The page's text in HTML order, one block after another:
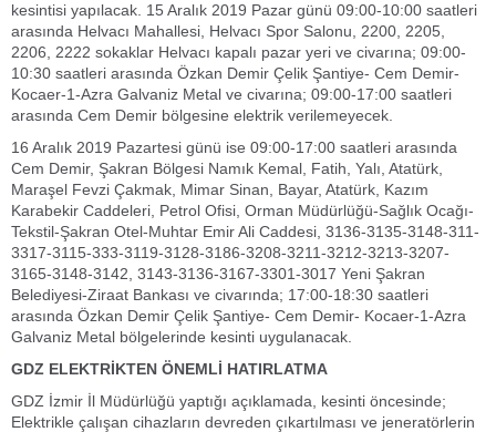
kesintisi yapılacak. 15 Aralık 2019 Pazar günü 09:00-10:00 saatleri
arasında Helvacı Mahallesi, Helvacı Spor Salonu, 2200, 2205,
2206, 2222 sokaklar Helvacı kapalı pazar yeri ve civarına; 09:00-
10:30 saatleri arasında Özkan Demir Çelik Şantiye- Cem Demir-
Kocaer-1-Azra Galvaniz Metal ve civarına; 09:00-17:00 saatleri
arasında Cem Demir bölgesine elektrik verilemeyecek.
16 Aralık 2019 Pazartesi günü ise 09:00-17:00 saatleri arasında
Cem Demir, Şakran Bölgesi Namık Kemal, Fatih, Yalı, Atatürk,
Maraşel Fevzi Çakmak, Mimar Sinan, Bayar, Atatürk, Kazım
Karabekir Caddeleri, Petrol Ofisi, Orman Müdürlüğü-Sağlık Ocağı-
Tekstil-Şakran Otel-Muhtar Emir Ali Caddesi, 3136-3135-3148-311-
3317-3115-333-3119-3128-3186-3208-3211-3212-3213-3207-
3165-3148-3142, 3143-3136-3167-3301-3017 Yeni Şakran
Belediyesi-Ziraat Bankası ve civarında; 17:00-18:30 saatleri
arasında Özkan Demir Çelik Şantiye- Cem Demir- Kocaer-1-Azra
Galvaniz Metal bölgelerinde kesinti uygulanacak.
GDZ ELEKTRİKTEN ÖNEMLİ HATIRLATMA
GDZ İzmir İl Müdürlüğü yaptığı açıklamada, kesinti öncesinde;
Elektrikle çalışan cihazların devreden çıkartılması ve jeneratörlerin